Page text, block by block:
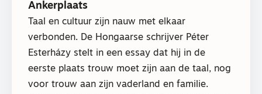
Ankerplaats
Taal en cultuur zijn nauw met elkaar
verbonden. De Hongaarse schrijver Péter
Esterházy stelt in een essay dat hij in de
eerste plaats trouw moet zijn aan de taal, nog
voor trouw aan zijn vaderland en familie.